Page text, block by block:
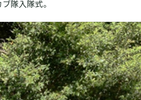
隊入隊式。